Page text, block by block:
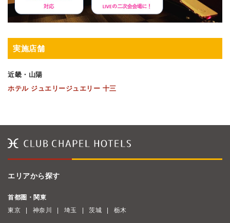
実施店舗
近畿・山陽
ホテル ジュエリージュエリー 十三
エリアから探す
首都圏・関東
東京
神奈川 埼玉 茨城 栃木